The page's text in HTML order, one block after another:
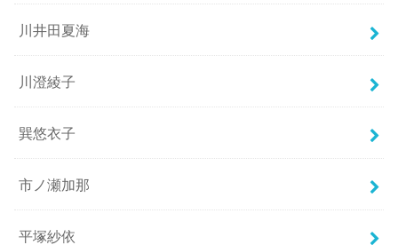
川井田夏海
川澄綾子
巽悠衣子
市ノ瀬加那
平塚紗依